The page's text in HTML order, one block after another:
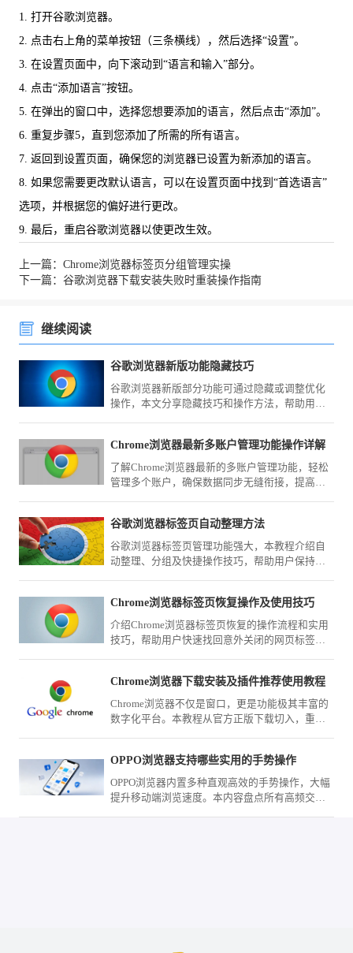
1. 打开谷歌浏览器。
2. 点击右上角的菜单按钮（三条横线），然后选择“设置”。
3. 在设置页面中，向下滚动到“语言和输入”部分。
4. 点击“添加语言”按钮。
5. 在弹出的窗口中，选择您想要添加的语言，然后点击“添加”。
6. 重复步骤5，直到您添加了所需的所有语言。
7. 返回到设置页面，确保您的浏览器已设置为新添加的语言。
8. 如果您需要更改默认语言，可以在设置页面中找到“首选语言”
选项，并根据您的偏好进行更改。
9. 最后，重启谷歌浏览器以使更改生效。
上一篇：Chrome浏览器标签页分组管理实操
下一篇：谷歌浏览器下载安装失败时重装操作指南
继续阅读
谷歌浏览器新版功能隐藏技巧
谷歌浏览器新版部分功能可通过隐藏或调整优化
操作，本文分享隐藏技巧和操作方法，帮助用户
Chrome浏览器最新多账户管理功能操作详解
了解Chrome浏览器最新的多账户管理功能，轻松
管理多个账户，确保数据同步无缝衔接，提高使
谷歌浏览器标签页自动整理方法
谷歌浏览器标签页管理功能强大，本教程介绍自
动整理、分组及快捷操作技巧，帮助用户保持浏
Chrome浏览器标签页恢复操作及使用技巧
介绍Chrome浏览器标签页恢复的操作流程和实用
技巧，帮助用户快速找回意外关闭的网页标签，
Chrome浏览器下载安装及插件推荐使用教程
Chrome浏览器不仅是窗口，更是功能极其丰富的
数字化平台。本教程从官方正版下载切入，重点
的浏览器，将其打造成为处理海量资讯与复杂任
务的生产力中心。
OPPO浏览器支持哪些实用的手势操作
OPPO浏览器内置多种直观高效的手势操作，大幅
提升移动端浏览速度。本内容盘点所有高频交互